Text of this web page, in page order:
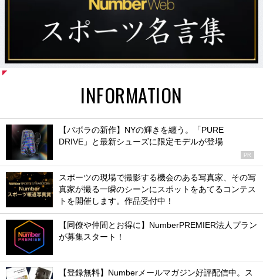
INFORMATION
【バボラの新作】NYの輝きを纏う。「PURE
DRIVE」と最新シューズに限定モデルが登場
PR
スポーツの現場で撮影する機会のある写真家、その写
真家が撮る一瞬のシーンにスポットをあてるコンテス
トを開催します。作品受付中！
【同僚や仲間とお得に】NumberPREMIER法人プラン
が募集スタート！
【登録無料】Numberメールマガジン好評配信中。ス